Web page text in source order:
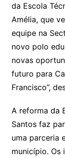
da Escola
Amélia, que
equipe na
novo polo
novas
futuro para
Francisco”,
A reforma da
Santos faz
uma parceria
município. Os